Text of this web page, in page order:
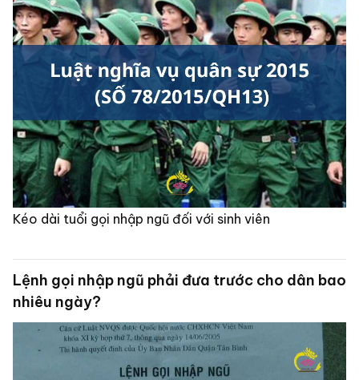
Kéo dài tuổi gọi nhập ngũ đối với sinh viên
Lệnh gọi nhập ngũ phải đưa trước cho dân bao
nhiêu ngày?